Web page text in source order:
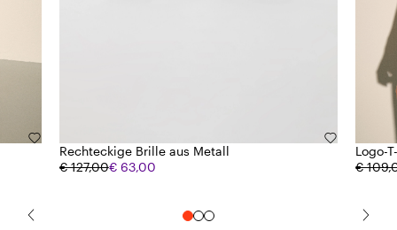
Rechteckige Brille aus Metall
€ 127,00€ 63,00
Logo-
€